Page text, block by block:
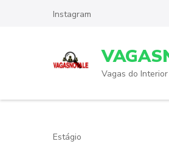
Instagram
Vagas do
Estágio